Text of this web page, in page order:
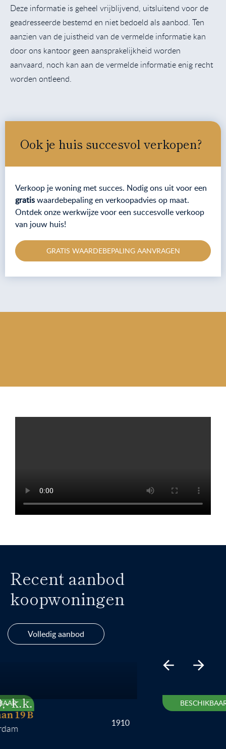
Deze informatie is geheel vrijblijvend, uitsluitend voor de
geadresseerde bestemd en niet bedoeld als aanbod. Ten
aanzien van de juistheid van de vermelde informatie kan
door ons kantoor geen aansprakelijkheid worden
aanvaard, noch kan aan de vermelde informatie enig recht
worden ontleend.
Ook je huis succesvol verkopen?
Verkoop je woning met succes. Nodig ons uit voor een
gratiswaardebepaling en verkoopadvies op maat.
Ontdek onze werkwijze voor een succesvolle verkoop
van jouw huis!
GRATIS WAARDEBEPALING AANVRAGEN
Recent aanbod
koopwoningen
Volledig aanbod
B
BESCHIKBAAR